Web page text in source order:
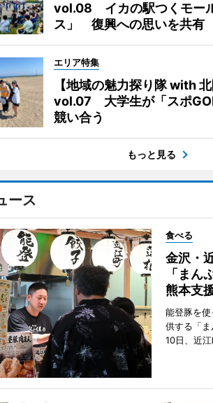
vol.08 イカの駅つくモー
ス」 復興への思いを共有
エリア特集
【地域の魅力探り隊 with 北
vol.07 大学生が「スポ
競い合う
もっと見る
ース
食べる
金沢・
「まん
熊本支
能登豚を
供する「
10日、近江